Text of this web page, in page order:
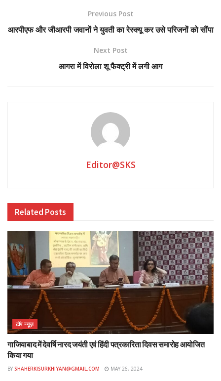
Previous Post
आरपीएफ और जीआरपी जवानों ने युवती का रेस्क्यू कर उसे परिजनों को सौंपा
Next Post
आगरा में विरोला शू फैक्ट्री में लगी आग
Editor@SKS
Related Posts
टॉप न्यूज़
गाजियाबाद में देवर्षि नारद जयंती एवं हिंदी पत्रकारिता दिवस समारोह आयोजित
किया गया
BY SHAHERKISURKHIYAN@GMAIL.COM MAY 26, 2024